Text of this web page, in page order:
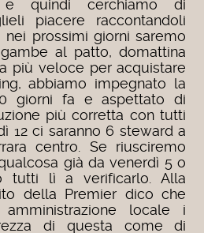
e quindi cerchiamo di
piacere raccontandoli
prossimi giorni saremo
al patto, domattina
più veloce per acquistare
abbiamo impegnato la
giorni fa e aspettato di
più corretta con tutti
12 ci saranno 6 steward a
centro. Se riusciremo
già da venerdì 5 o
tutti lì a verificarlo. Alla
della Premier dico che
locale i
di questa come di